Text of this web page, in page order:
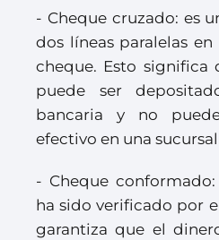
- Cheque cruzado: es
dos líneas paralelas
cheque. Esto significa
puede ser
bancaria y no
efectivo en una
- Cheque
ha sido verificado por
garantiza que el